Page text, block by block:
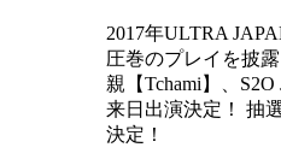
2017年ULTRA
圧巻のプレイを披
親【Tchami】、
来日出演決定！ 抽
決定！